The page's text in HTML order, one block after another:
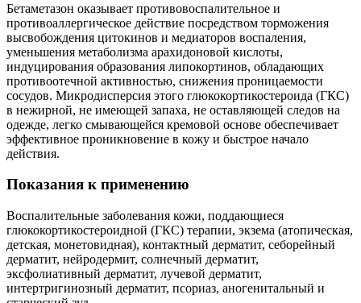
Бетаметазон оказывает противовоспалительное и
противоаллергическое действие посредством торможения
высвобождения цитокинов и медиаторов воспаления,
уменьшения метаболизма арахидоновой кислоты,
индуцирования образования липокортинов, обладающих
противоотечной активностью, снижения проницаемости
сосудов. Микродисперсия этого глюкокортикостероида (ГКС)
в нежирной, не имеющей запаха, не оставляющей следов на
одежде, легко смывающейся кремовой основе обеспечивает
эффективное проникновение в кожу и быстрое начало
действия.
Показания к применению
Воспалительные заболевания кожи, поддающиеся
глюкокортикостероидной (ГКС) терапии, экзема (атопическая,
детская, монетовидная), контактный дерматит, себорейный
дерматит, нейродермит, солнечный дерматит,
эксфолиативный дерматит, лучевой дерматит,
интертригинозный дерматит, псориаз, аногенитальный и